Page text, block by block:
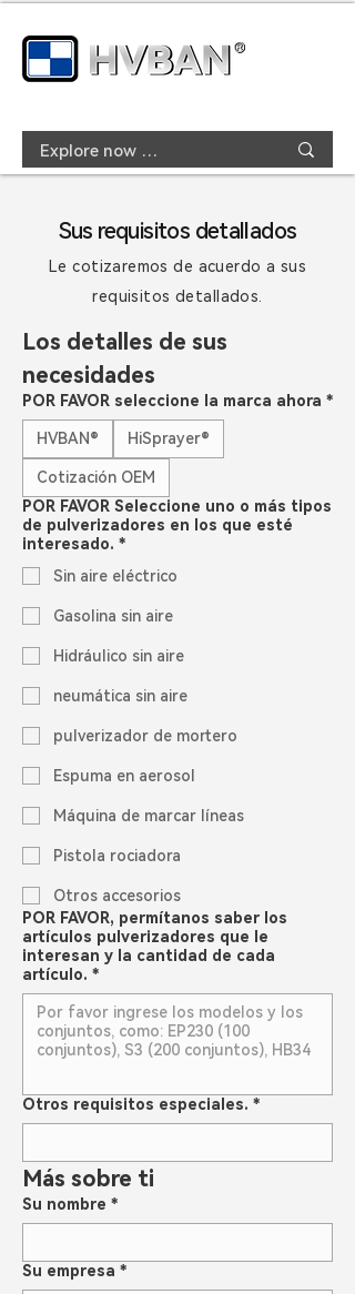
Sus requisitos detallados
Le cotizaremos de acuerdo a sus
requisitos detallados.
Los detalles de sus
necesidades
POR FAVOR seleccione la marca ahora *
HVBAN® HiSprayer®
Cotización OEM
POR FAVOR Seleccione uno o más tipos
de pulverizadores en los que esté
interesado. *
Sin aire eléctrico
Gasolina sin aire
Hidráulico sin aire
neumática sin aire
pulverizador de mortero
Espuma en aerosol
Máquina de marcar líneas
Pistola rociadora
Otros accesorios
POR FAVOR, permítanos saber los
artículos pulverizadores que le
interesan y la cantidad de cada
artículo. *
Otros requisitos especiales. *
Más sobre ti
Su nombre *
Su empresa *